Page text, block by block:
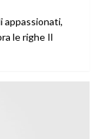
appassionati,
le righe Il